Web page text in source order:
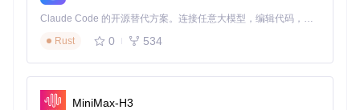
适用场景
优势：无需高端硬件，普通电脑即可流畅运行
局限：极端复杂背景下可能出现轻微边缘瑕疵
2. 专业证件照制作（高精度需求）
推荐模型
性能基准
：处理速度约2.3秒/张（1080p图像），边缘精度9
Claude Code 的开源替代方案。连接任意大模型，编辑代码，运行命令，自动验证 — 全自动执行。用 Rust 构建，极致性能。 ｜ An open-source alternative to Claude Code. Connect any LLM, edit code, run commands, and verify changes — autonomously. Built in Rust for speed. Get Started
Rust
0 534
MiniMax-H3